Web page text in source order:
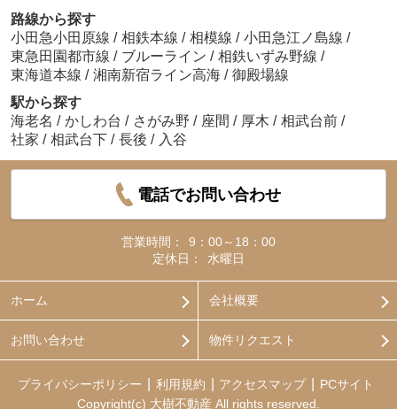
路線から探す
小田急小田原線 / 相鉄本線 / 相模線 / 小田急江ノ島線 /
東急田園都市線 / ブルーライン / 相鉄いずみ野線 /
東海道本線 / 湘南新宿ライン高海 / 御殿場線
駅から探す
海老名 / かしわ台 / さがみ野 / 座間 / 厚木 / 相武台前 /
社家 / 相武台下 / 長後 / 入谷
電話でお問い合わせ
営業時間：
9：00～18：00
定休日：
水曜日
ホーム 会社概要
お問い合わせ 物件リクエスト
プライバシーポリシー 利用規約 アクセスマップ
PCサイト
Copyright(c) 大樹不動産 All rights reserved.